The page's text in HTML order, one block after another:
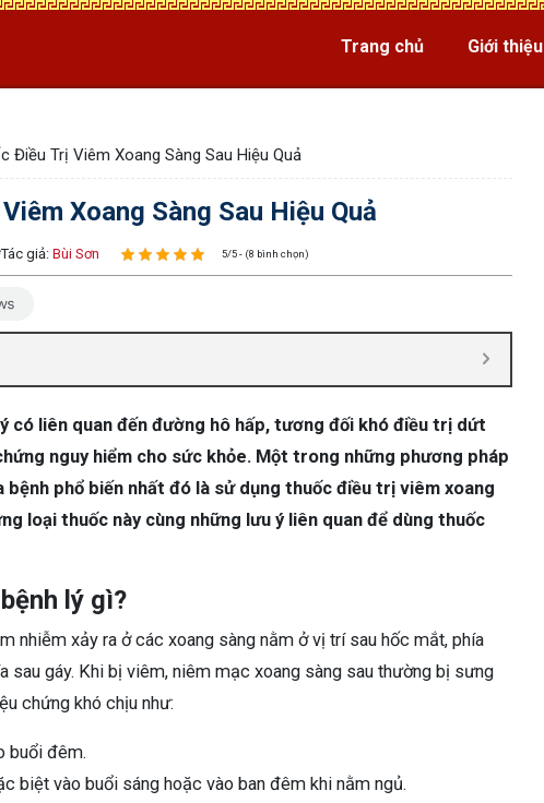
Trang chủ Giới thiệu
Điều Trị Viêm Xoang Sàng Sau Hiệu Quả
Xoang Sàng Sau Hiệu Quả
Tác giả: Bùi Sơn 5/5 - (8 bình chọn)
có liên quan đến đường hô hấp, tương đối khó điều trị dứt
nguy hiểm cho sức khỏe. Một trong những phương pháp
phổ biến nhất đó là sử dụng thuốc điều trị viêm xoang
loại thuốc này cùng những lưu ý liên quan để dùng thuốc
lý gì?
nhiễm xảy ra ở các xoang sàng nằm ở vị trí sau hốc mắt, phía
sau gáy. Khi bị viêm, niêm mạc xoang sàng sau thường bị sưng
chứng khó chịu như:
buổi đêm.
biệt vào buổi sáng hoặc vào ban đêm khi nằm ngủ.